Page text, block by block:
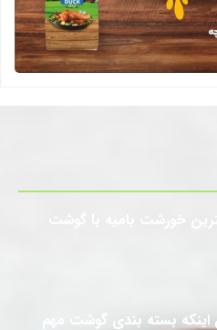
اینکه بسته بندی گوشت مهم